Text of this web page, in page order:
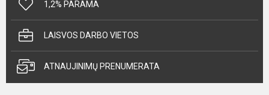
1,2% PARAMA
LAISVOS DARBO VIETOS
ATNAUJINIMŲ PRENUMERATA